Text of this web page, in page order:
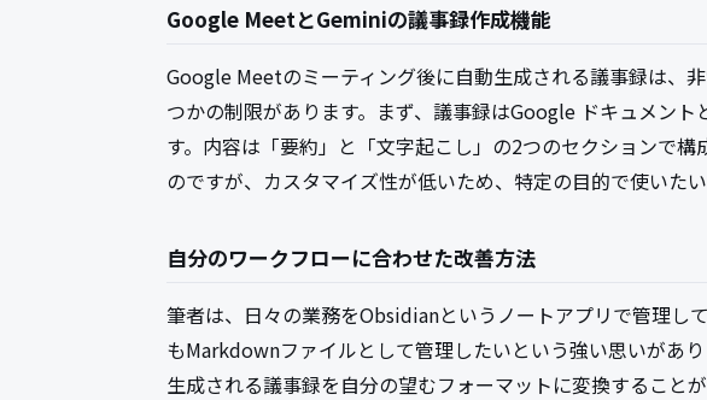
Google MeetとGeminiの議事録作成機能
Google Meetのミーティング後に自動生成される議事録は、
つかの制限があります。まず、議事録はGoogle ドキュメン
す。内容は「要約」と「文字起こし」の2つのセクションで
のですが、カスタマイズ性が低いため、特定の目的で使いた
自分のワークフローに合わせた改善方法
筆者は、日々の業務をObsidianというノートアプリで管理し
もMarkdownファイルとして管理したいという強い思いがあ
生成される議事録を自分の望むフォーマットに変換すること